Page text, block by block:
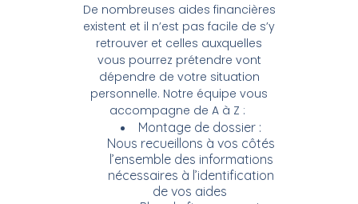
De nombreuses aides financières
existent et il n’est pas facile de s’y
retrouver et celles auxquelles
vous pourrez prétendre vont
dépendre de votre situation
personnelle. Notre équipe vous
accompagne de A à Z :
Montage de dossier :
Nous recueillons à vos côtés
l’ensemble des informations
nécessaires à l’identification
de vos aides